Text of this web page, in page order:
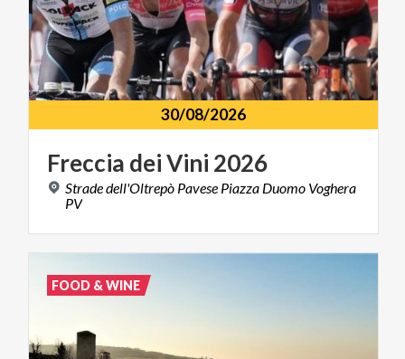
30/08/2026
Freccia deiVini 2026
Strade dell'Oltrepò Pavese Piazza Duomo Voghera
PV
FOOD & WINE